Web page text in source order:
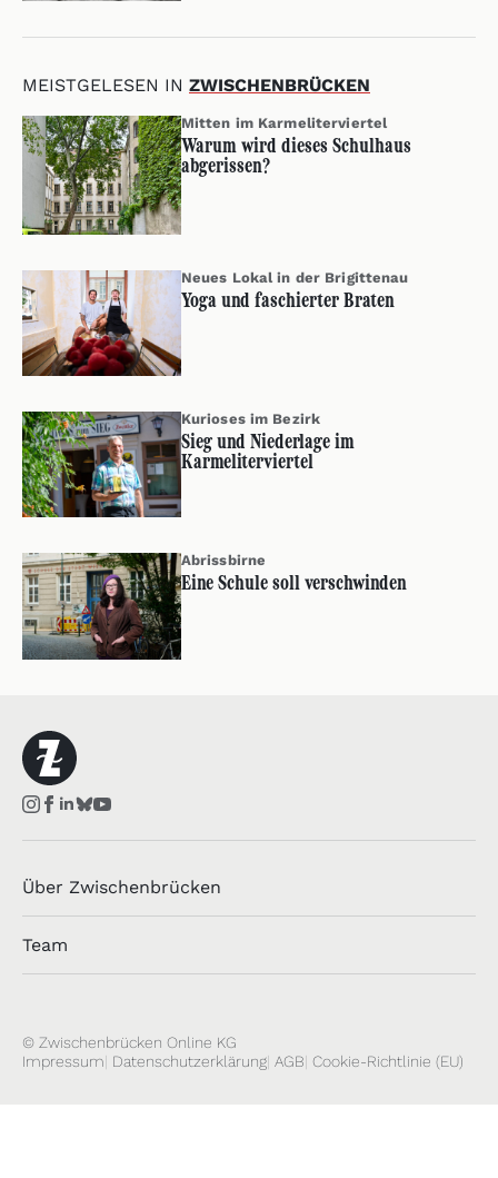
MEISTGELESEN IN ZWISCHENBRÜCKEN
Mitten im Karmeliterviertel
Warum wird dieses Schulhaus
abgerissen?
Neues Lokal in der Brigittenau
Yoga und faschierter Braten
Kurioses im Bezirk
Sieg und Niederlage im
Karmeliterviertel
Abrissbirne
Eine Schule soll verschwinden
Über Zwischenbrücken
Team
© Zwischenbrücken Online KG
Impressum Datenschutzerklärung AGB Cookie-Richtlinie (EU)